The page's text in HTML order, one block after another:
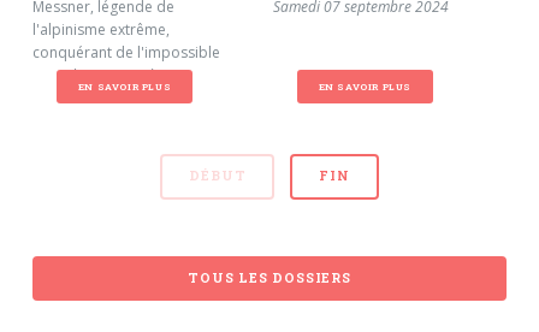
Messner, légende de
l'alpinisme extrême,
conquérant de l'impossible
Samedi 07 septembre 2024
EN SAVOIR PLUS
Samedi 07 septembre 2024
EN SAVOIR PLUS
DÉBUT FIN
TOUS LES DOSSIERS